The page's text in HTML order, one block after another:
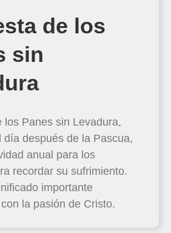
de los
sin
los Panes sin Levadura,
día después de la Pascua,
anual para los
recordar su sufrimiento.
importante
la pasión de Cristo.